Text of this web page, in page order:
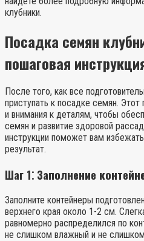
клубники.
Посадка семян
пошаговая
После того, как все
приступать к посадке семян.
и внимания к деталям, чтобы
семян и развитие здоровой
инструкции поможет вам
результат.
Шаг 1⁚ Заполнение
Заполните контейнеры
верхнего края около 1-2 см.
равномерно распределился по
не слишком влажный и не